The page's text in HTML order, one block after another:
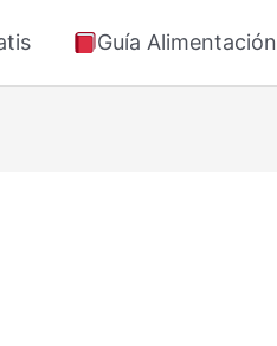
Guía Alimentación